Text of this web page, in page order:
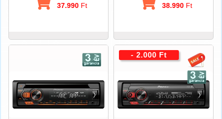
37.990 Ft 38.990 Ft
- 2.000 Ft